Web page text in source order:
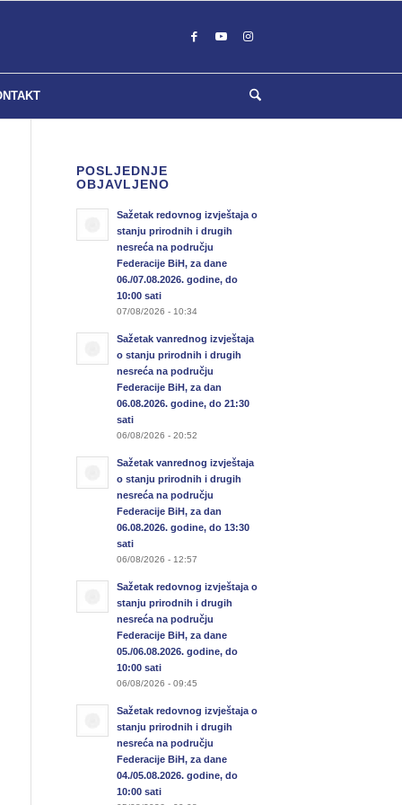
POSLJEDNJE
OBJAVLJENO
Sažetak redovnog izvještaja o
stanju prirodnih i drugih
nesreća na području
Federacije BiH, za dane
06./07.08.2026. godine, do
10:00 sati
07/08/2026 - 10:34
Sažetak vanrednog izvještaja
o stanju prirodnih i drugih
nesreća na području
Federacije BiH, za dan
06.08.2026. godine, do 21:30
sati
06/08/2026 - 20:52
Sažetak vanrednog izvještaja
o stanju prirodnih i drugih
nesreća na području
Federacije BiH, za dan
06.08.2026. godine, do 13:30
sati
06/08/2026 - 12:57
Sažetak redovnog izvještaja o
stanju prirodnih i drugih
nesreća na području
Federacije BiH, za dane
05./06.08.2026. godine, do
10:00 sati
06/08/2026 - 09:45
Sažetak redovnog izvještaja o
stanju prirodnih i drugih
nesreća na području
Federacije BiH, za dane
04./05.08.2026. godine, do
10:00 sati